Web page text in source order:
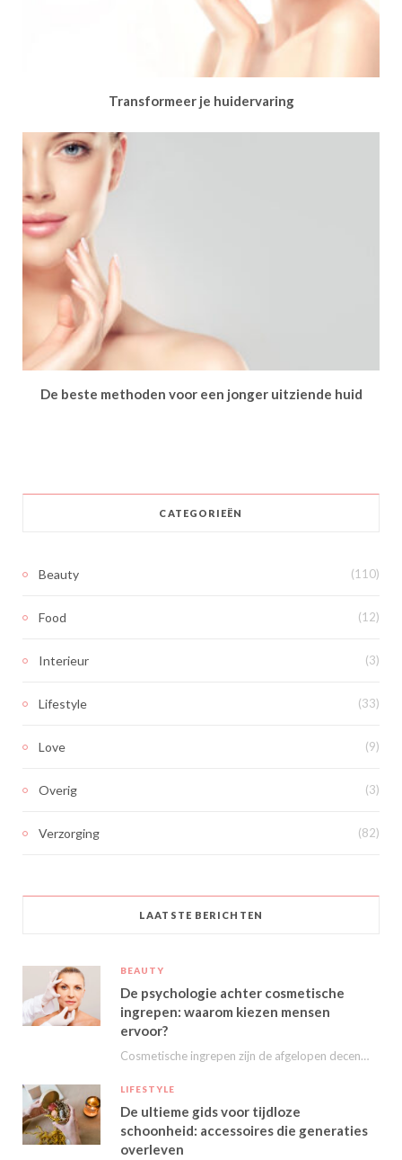
Transformeer je huidervaring
De beste methoden voor een jonger uitziende huid
CATEGORIEËN
Beauty (110)
Food (12)
Interieur (3)
Lifestyle (33)
Love (9)
Overig (3)
Verzorging (82)
LAATSTE BERICHTEN
BEAUTY
De psychologie achter cosmetische
ingrepen: waarom kiezen mensen
ervoor?
Cosmetische ingrepen zijn de afgelopen decennia steeds populairder geworden. Van kleine behandelingen zoals fillers en…
LIFESTYLE
De ultieme gids voor tijdloze
schoonheid: accessoires die generaties
overleven